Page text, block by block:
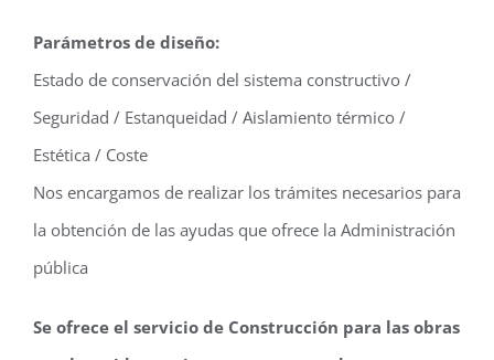
Parámetros de diseño:
Estado de conservación del sistema constructivo /
Seguridad / Estanqueidad / Aislamiento térmico /
Estética / Coste
Nos encargamos de realizar los trámites necesarios para
la obtención de las ayudas que ofrece la Administración
pública
Se ofrece el servicio de Construcción para las obras